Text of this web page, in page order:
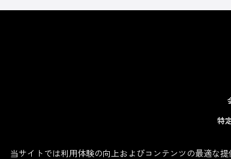
特
当サイトでは利用体験の向上およびコンテンツの最適な